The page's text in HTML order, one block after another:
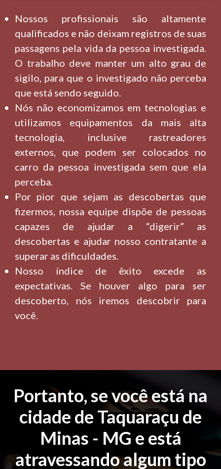
Nossos profissionais são altamente
qualificados e não deixam registros de suas
passagens pela vida da pessoa investigada.
O trabalho deve manter um alto grau de
sigilo, para que o investigado não perceba
que está sendo seguido.
Nós não economizamos em tecnologias e
utilizamos equipamentos da mais alta
tecnologia, inclusive rastreadores
externos, que podem ser colocados no
carro da pessoa investigada sem que ela
perceba.
Por pior que sejam as descobertas que
fizermos, nossa equipe dispõe de pessoas
capazes de ajudar a “digerir” as
descobertas e ajudar nosso contratante a
superar as dificuldades.
Nosso índice de êxito excede as
expectativas. Se houver algo para ser
descoberto, nós iremos descobrir para
você.
Portanto, se você está na
cidade de Taquaraçu de
Minas - MG e está
atravessando algum tipo